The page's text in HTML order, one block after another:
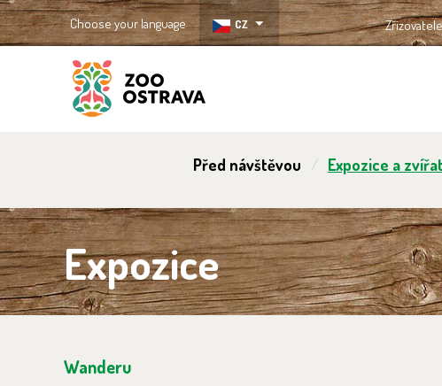
Choose your language CZ
Před návštěvou Expozice a
Expozice
Wanderu